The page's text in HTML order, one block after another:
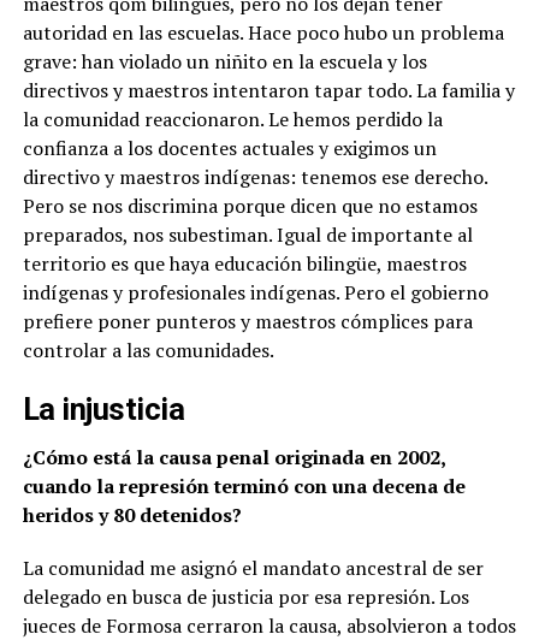
autoridad en las escuelas. Hace poco hubo un problema
grave: han violado un niñito en la escuela y los
directivos y maestros intentaron tapar todo. La familia y
la comunidad reaccionaron. Le hemos perdido la
confianza a los docentes actuales y exigimos un
directivo y maestros indígenas: tenemos ese derecho.
Pero se nos discrimina porque dicen que no estamos
preparados, nos subestiman. Igual de importante al
territorio es que haya educación bilingüe, maestros
indígenas y profesionales indígenas.Pero el gobierno
prefiere poner punteros y maestros cómplices para
controlar a las comunidades.
La injusticia
¿Cómo está la causa penal originada en 2002,
cuando la represión terminó con una decena de
heridos y 80 detenidos?
La comunidad me asignó el mandato ancestral de ser
delegado en busca de justicia por esa represión. Los
jueces de Formosa cerraron la causa, absolvieron a todos